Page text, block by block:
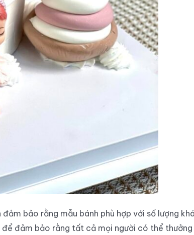
bảo rằng mẫu bánh phù hợp với số lượng
đảm bảo rằng tất cả mọi người có thể thưởng